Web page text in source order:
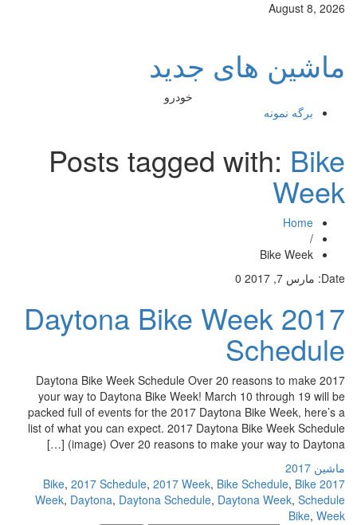
August 8, 2026
ماشین های جدید
خودرو
برگه نمونه
Posts tagged with:Bike
Week
Home
/
Bike Week
Date: مارس 7, 2017 0
2017 Daytona Bike Week
Schedule
2017 Daytona Bike Week Schedule Over 20 reasons to make
your way to Daytona Bike Week! March 10 through 19 will be
packed full of events for the 2017 Daytona Bike Week, here’s a
list of what you can expect. 2017 Daytona Bike Week Schedule
(image) Over 20 reasons to make your way to Daytona […]
ماشین 2017
2017 Bike
,2017 Schedule,2017 Week,Bike Schedule,Bike
Week,Daytona,Daytona Schedule,Daytona Week,Schedule
Bike,Week